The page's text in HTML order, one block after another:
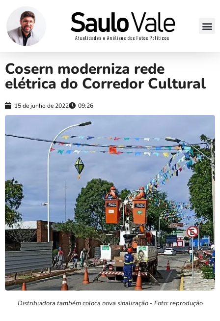
Cosern moderniza rede
elétrica do Corredor Cultural
15 de junho de 2022 09:26
Distribuidora também coloca nova sinalização - Foto: reprodução